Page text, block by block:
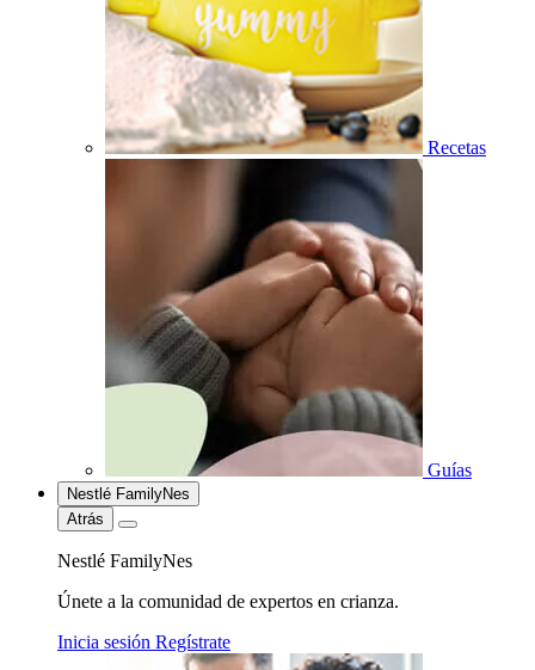
Recetas
Guías
Nestlé FamilyNes
Atrás
Nestlé FamilyNes
Únete a la comunidad de expertos en crianza.
Inicia sesión Regístrate